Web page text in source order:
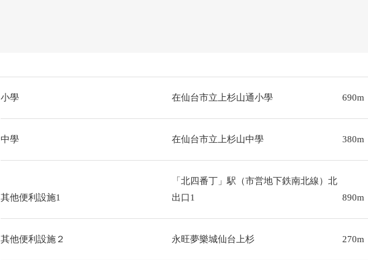
小學 在仙台市立上杉山通小學 690m
中學 在仙台市立上杉山中學 380m
其他便利設施1
「北四番丁」駅（市営地下鉄南北線）北
出口1
890m
其他便利設施２ 永旺夢樂城仙台上杉 270m